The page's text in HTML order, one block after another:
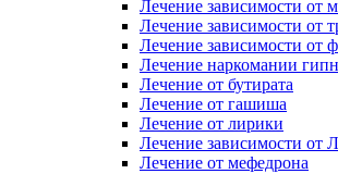
Лечение зависимости от
Лечение зависимости от
Лечение зависимости от
Лечение наркомании
Лечение от бутирата
Лечение от гашиша
Лечение от лирики
Лечение зависимости от
Лечение от мефедрона